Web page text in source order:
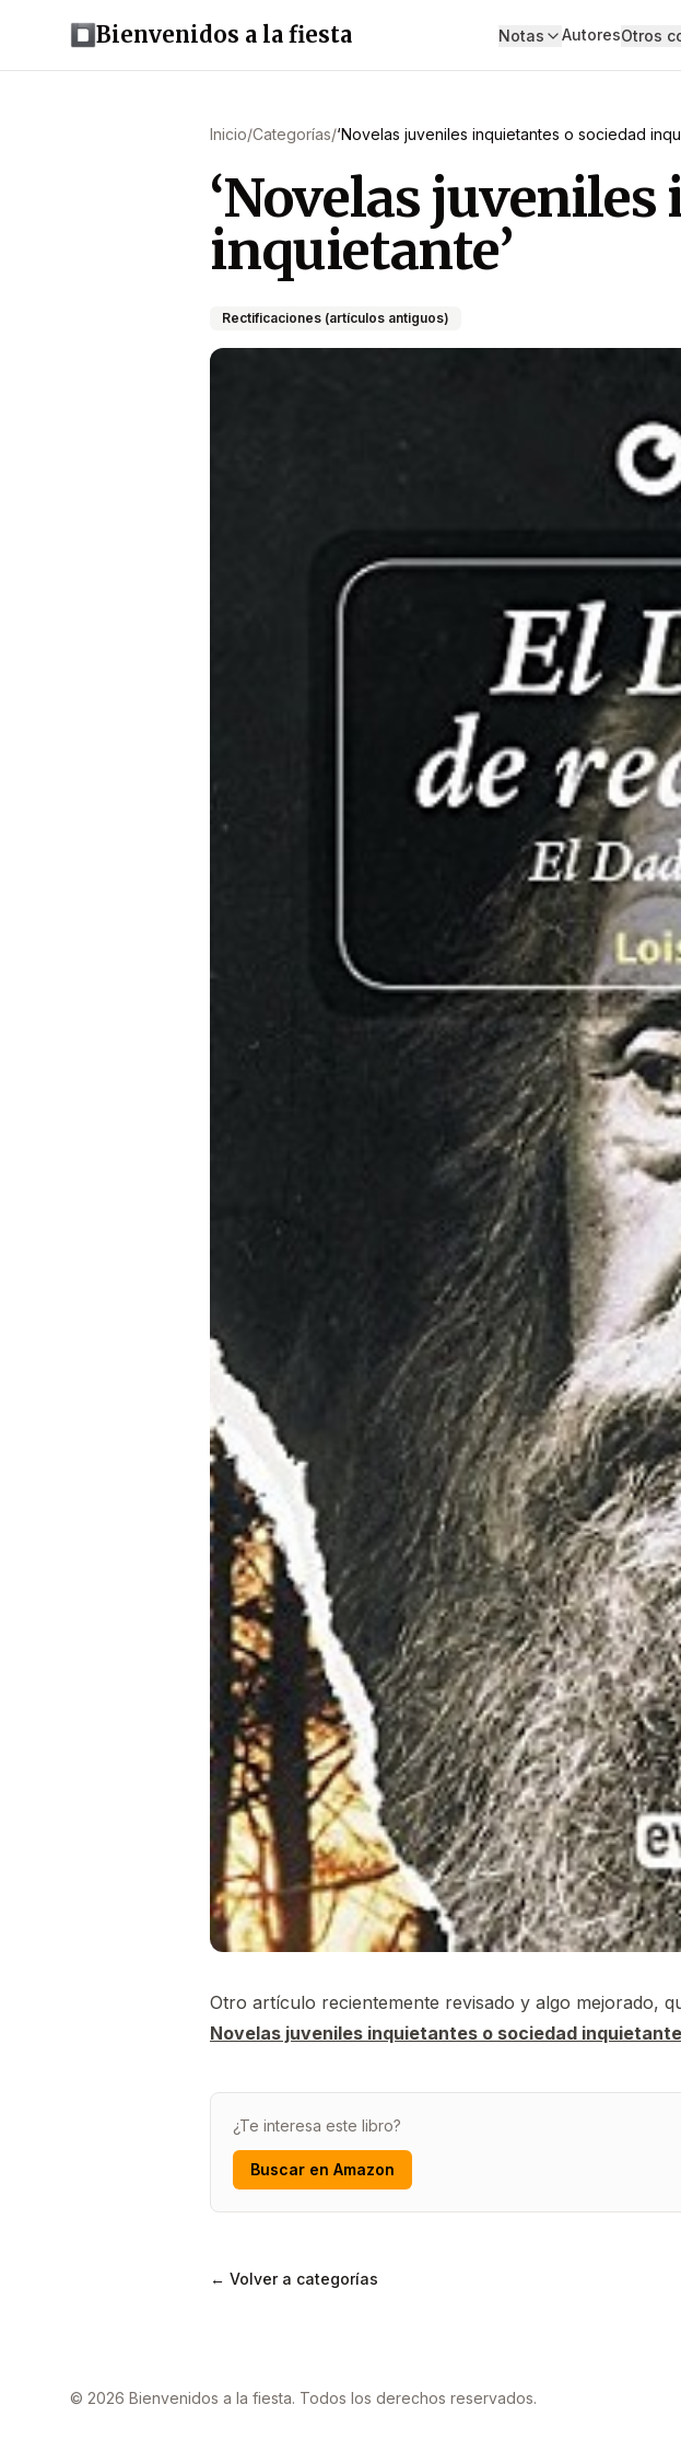
Bienvenidos a la fiesta Notas AutoresOtros
Inicio/Categorías/‘Novelas juveniles inquietantes o sociedad
‘Novelas
inquietante’
Rectificaciones (artículos antiguos)
Otro artículo recientemente revisado y algo mejorado,
Novelas juveniles inquietantes o sociedad
¿Te interesa este libro?
Buscar en Amazon
← Volver a categorías
© 2026 Bienvenidos a la fiesta. Todos los derechos reservados.